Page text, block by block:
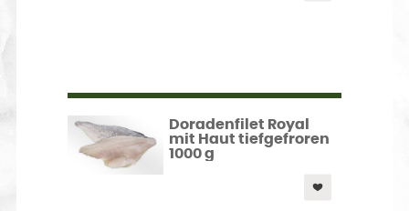
Doradenfilet Royal
mit Haut tiefgefroren
1000 g